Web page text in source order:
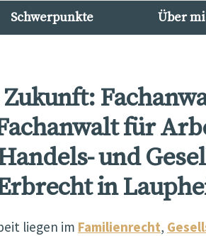
Schwerpunkte Über
für
und
in
liegen im Familienrecht,